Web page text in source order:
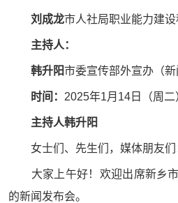
刘成龙市人社局职业能力建设
主持人：
韩升阳市委宣传部外宣办（
时间： 2025年1月14日（周
主持人韩升阳
女士们、先生们，媒体朋友们
大家上午好！欢迎出席新乡市
的新闻发布会。